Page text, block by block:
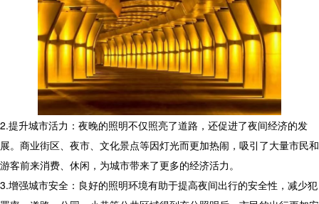
2.提升城市活力：夜晚的照明不仅照亮了道路，还促进了夜间经济的发
展。商业街区、夜市、文化景点等因灯光而更加热闹，吸引了大量市民和
游客前来消费、休闲，为城市带来了更多的经济活力。
3.增强城市安全：良好的照明环境有助于提高夜间出行的安全性，减少犯